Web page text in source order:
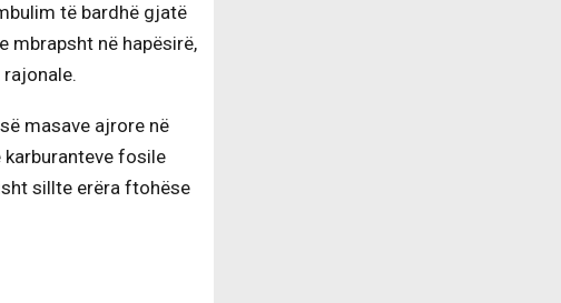
të bardhë gjatë
mbrapsht në hapësirë,
masave ajrore në
fosile
sillte erëra ftohëse